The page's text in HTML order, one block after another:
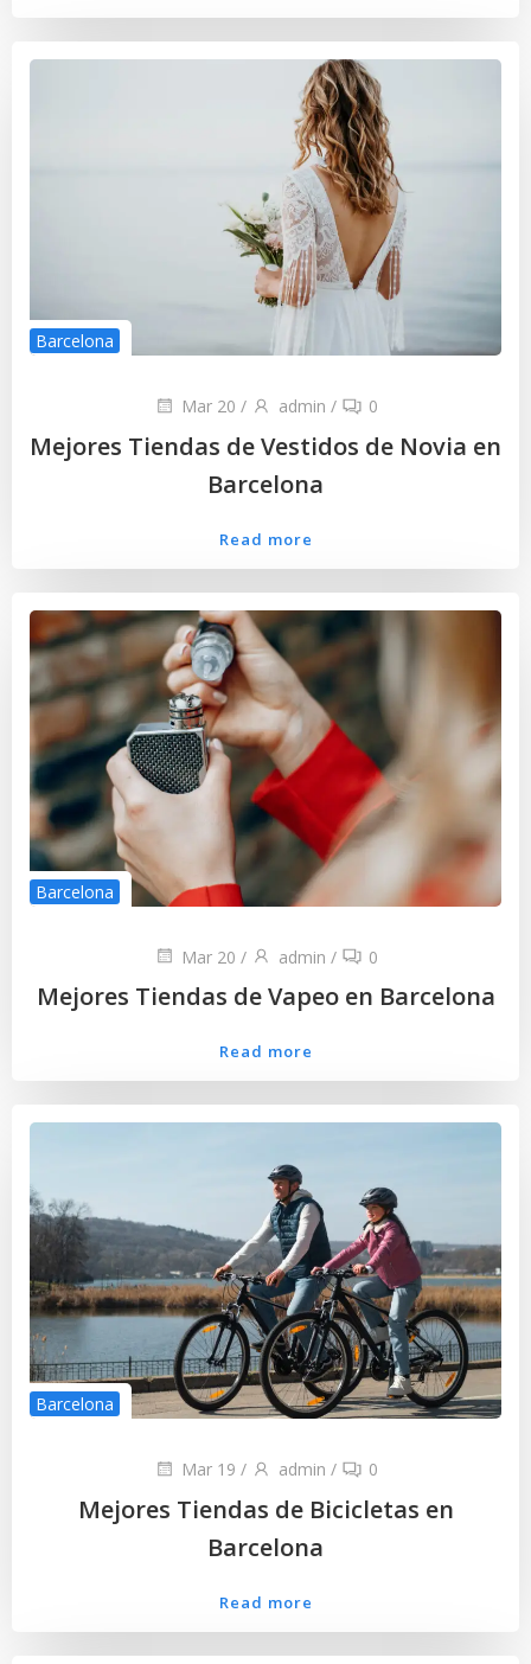
Barcelona
Mar 20 / admin / 0
Mejores Tiendas de Vestidos de Novia en
Barcelona
Read more
Barcelona
Mar 20 / admin / 0
Mejores Tiendas de Vapeo en Barcelona
Read more
Barcelona
Mar 19 / admin / 0
Mejores Tiendas de Bicicletas en
Barcelona
Read more